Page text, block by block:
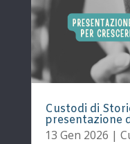
Custodi di
presentazione
13 Gen 2026 |